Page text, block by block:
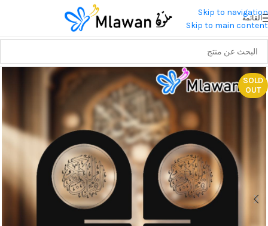
Skip to navigation
Skip to main content
القائمة
SOLD
OUT